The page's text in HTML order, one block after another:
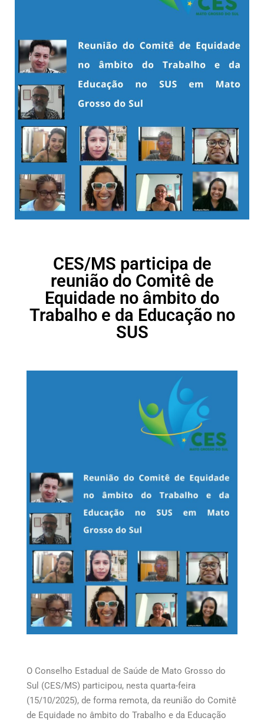
CES/MS participa de
reunião do Comitê de
Equidade no âmbito do
Trabalho e da Educação no
SUS
O Conselho Estadual de Saúde de Mato Grosso do
Sul (CES/MS) participou, nesta quarta-feira
(15/10/2025), de forma remota, da reunião do Comitê
de Equidade no âmbito do Trabalho e da Educação